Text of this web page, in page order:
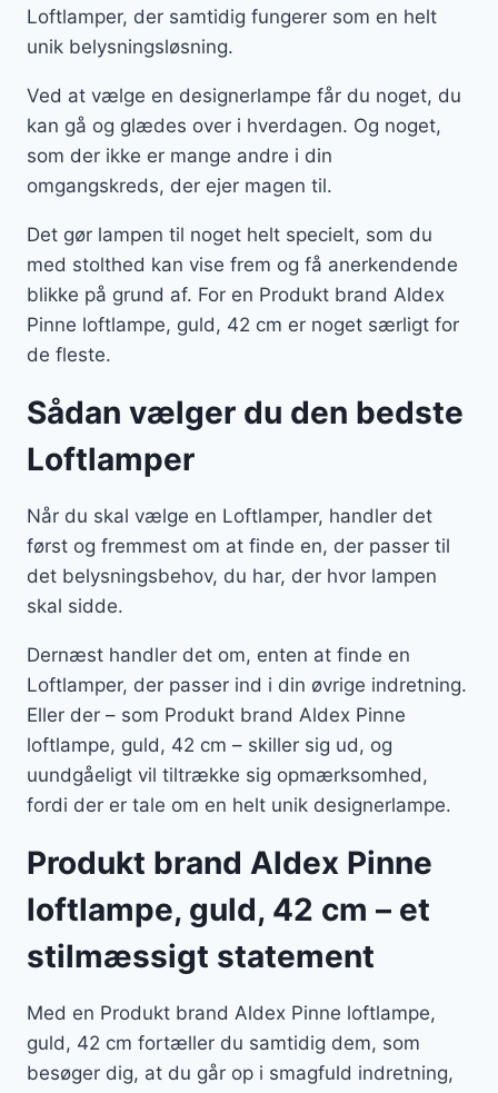
Loftlamper, der samtidig fungerer som en helt
unik belysningsløsning.
Ved at vælge en designerlampe får du noget, du
kan gå og glædes over i hverdagen. Og noget,
som der ikke er mange andre i din
omgangskreds, der ejer magen til.
Det gør lampen til noget helt specielt, som du
med stolthed kan vise frem og få anerkendende
blikke på grund af. For en Produkt brand Aldex
Pinne loftlampe, guld, 42 cm er noget særligt for
de fleste.
Sådan vælger du den bedste
Loftlamper
Når du skal vælge en Loftlamper, handler det
først og fremmest om at finde en, der passer til
det belysningsbehov, du har, der hvor lampen
skal sidde.
Dernæst handler det om, enten at finde en
Loftlamper, der passer ind i din øvrige indretning.
Eller der – som Produkt brand Aldex Pinne
loftlampe, guld, 42 cm – skiller sig ud, og
uundgåeligt vil tiltrække sig opmærksomhed,
fordi der er tale om en helt unik designerlampe.
Produkt brand Aldex Pinne
loftlampe, guld, 42 cm – et
stilmæssigt statement
Med en Produkt brand Aldex Pinne loftlampe,
guld, 42 cm fortæller du samtidig dem, som
besøger dig, at du går op i smagfuld indretning,